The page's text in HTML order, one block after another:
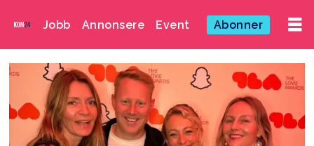
Jobb Annonsere Event Abonner
Emne:
lovie
awards